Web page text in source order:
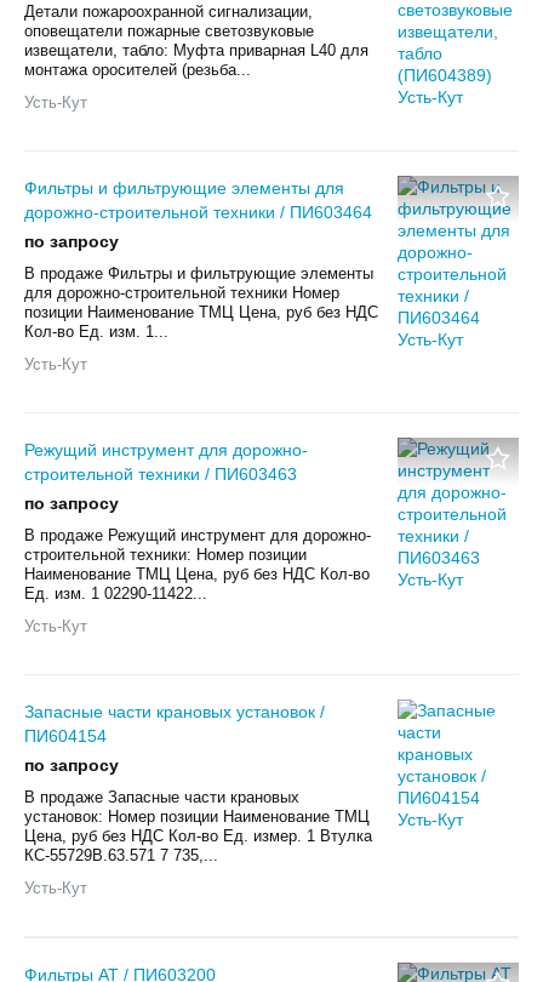
Детали пожароохранной сигнализации,
оповещатели пожарные светозвуковые
извещатели, табло: Муфта приварная L40 для
монтажа оросителей (резьба...
Усть-Кут
Фильтры и фильтрующие элементы для
дорожно-строительной техники / ПИ603464
по запросу
В продаже Фильтры и фильтрующие элементы
для дорожно-строительной техники Номер
позиции Наименование ТМЦ Цена, руб без НДС
Кол-во Ед. изм. 1...
Усть-Кут
Режущий инструмент для дорожно-
строительной техники / ПИ603463
по запросу
В продаже Режущий инструмент для дорожно-
строительной техники: Номер позиции
Наименование ТМЦ Цена, руб без НДС Кол-во
Ед. изм. 1 02290-11422...
Усть-Кут
Запасные части крановых установок /
ПИ604154
по запросу
В продаже Запасные части крановых
установок: Номер позиции Наименование ТМЦ
Цена, руб без НДС Кол-во Ед. измер. 1 Втулка
КС-55729В.63.571 7 735,...
Усть-Кут
Фильтры АТ / ПИ603200